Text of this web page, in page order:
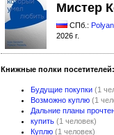
Мистер
СПб.:
2026 г.
Книжные полки посетителей:
Будущие покупки (1
Возможно куплю (1
Дальние планы
купить (1 человек)
Куплю (1 человек)